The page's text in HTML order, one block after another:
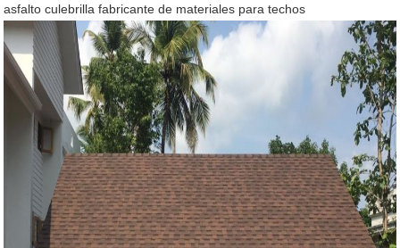
asfalto culebrilla fabricante de materiales para techos